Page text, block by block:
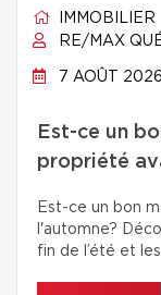
IMMOBILIER
RE/MAX
7 AOÛT 2026
Est-ce un
propriété
Est-ce un bon
l'automne?
fin de l’été et